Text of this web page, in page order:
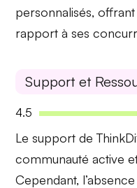
personnalisés,
rapport à ses
Support et
4.5
Lesupport de
communauté active
Cependant,